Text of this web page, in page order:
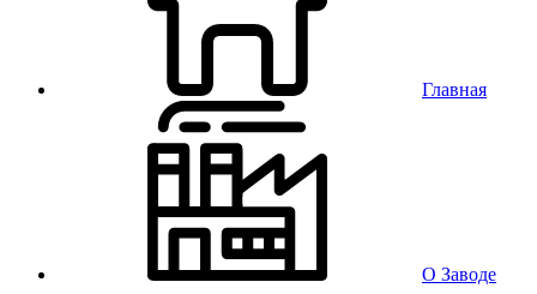
Главная
О Заводе